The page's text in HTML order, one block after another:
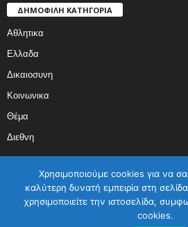
ΔΗΜΟΦΙΛΗ ΚΑΤΗΓΟΡΙΑ
Αθλητικα
Ελλαδα
Δικαιοσυνη
Κοινωνικα
Θέμα
Διεθνη
ΑΡΧΙΚΗ ΕΛΛΑΔΑ ΔΙΕΘΝΗ
Χρησιμοποιούμε cookies για να
καλύτερη δυνατή εμπειρία στη
χρησιμοποιείτε την ιστοσελίδα,
cookies.